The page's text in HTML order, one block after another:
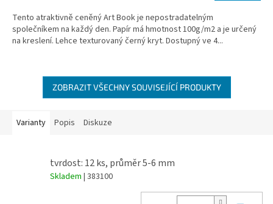
Tento atraktivně ceněný Art Book je nepostradatelným
společníkem na každý den. Papír má hmotnost 100g/m2 a je určený
na kreslení. Lehce texturovaný černý kryt. Dostupný ve 4...
ZOBRAZIT VŠECHNY SOUVISEJÍCÍ PRODUKTY
Varianty Popis Diskuze
tvrdost: 12 ks, průměr 5-6 mm
Skladem | 383100